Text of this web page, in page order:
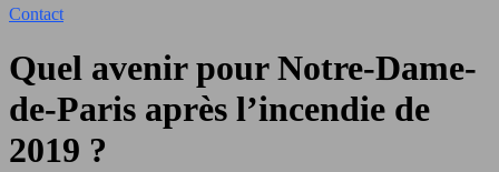
Contact
Quel avenir pour Notre-Dame-
de-Paris après l’incendie de
2019 ?